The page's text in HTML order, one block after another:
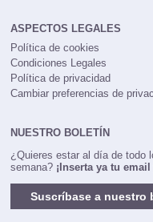
ASPECTOS LEGALES
Política de cookies
Condiciones Legales
Política de privacidad
Cambiar preferencias de
NUESTRO BOLETÍN
¿Quieres estar al día de todo
semana? ¡Inserta ya tu
Suscríbase a nuestro